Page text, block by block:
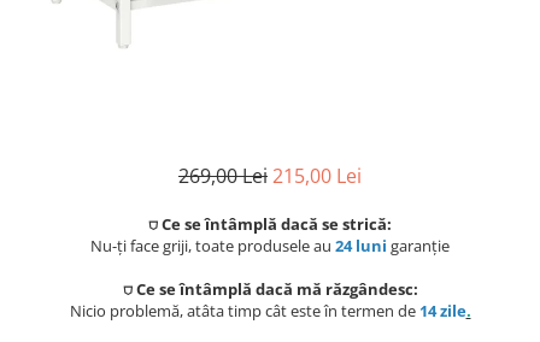
Toalete
Seturi WC complete
Ingrijire personala
269,00 Lei215,00 Lei
⛉ Ce se întâmplă dacă se strică:
Nu-ți face griji, toate produsele au 24 luni garanție
⛉ Ce se întâmplă dacă mă răzgândesc:
Nicio problemă, atâta timp cât este în termen de 14 zile.